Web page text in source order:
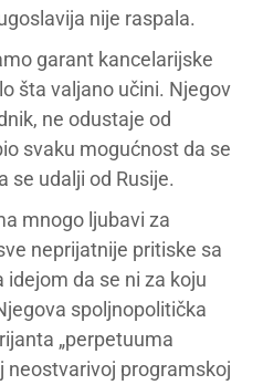
nije raspala.
garant kancelarijske
šta valjano učini. Njegov
ne odustaje od
svaku mogućnost da se
se udalji od Rusije.
mnogo ljubavi za
neprijatnije pritiske sa
idejom da se ni za koju
spoljnopolitička
„perpetuuma
neostvarivoj programskoj